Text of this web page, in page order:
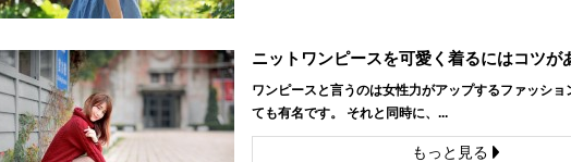
ニットワンピースを可愛く着るにはコツが
ワンピースと言うのは女性力がアップするファッショ
ても有名です。 それと同時に、...
もっと見る